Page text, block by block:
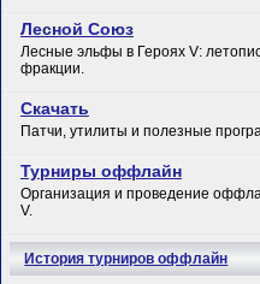
Лесной Союз
Лесные эльфы в Героях V:
фракции.
Скачать
Патчи, утилиты и полезные
Турниры оффлайн
Организация и проведение
V.
История турниров оффлайн